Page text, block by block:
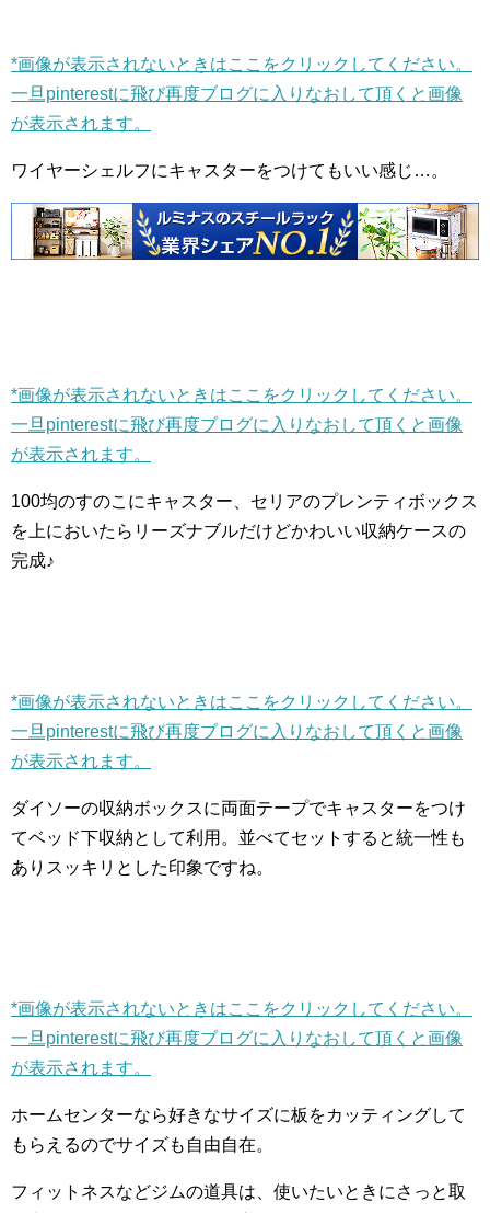
*画像が表示されないときはここをクリックしてください。
一旦pinterestに飛び再度ブログに入りなおして頂くと画像
が表示されます。
ワイヤーシェルフにキャスターをつけてもいい感じ…。
*画像が表示されないときはここをクリックしてください。
一旦pinterestに飛び再度ブログに入りなおして頂くと画像
が表示されます。
100均のすのこにキャスター、セリアのプレンティボックス
を上においたらリーズナブルだけどかわいい収納ケースの
完成♪
*画像が表示されないときはここをクリックしてください。
一旦pinterestに飛び再度ブログに入りなおして頂くと画像
が表示されます。
ダイソーの収納ボックスに両面テープでキャスターをつけ
てベッド下収納として利用。並べてセットすると統一性も
ありスッキリとした印象ですね。
*画像が表示されないときはここをクリックしてください。
一旦pinterestに飛び再度ブログに入りなおして頂くと画像
が表示されます。
ホームセンターなら好きなサイズに板をカッティングして
もらえるのでサイズも自由自在。
フィットネスなどジムの道具は、使いたいときにさっと取